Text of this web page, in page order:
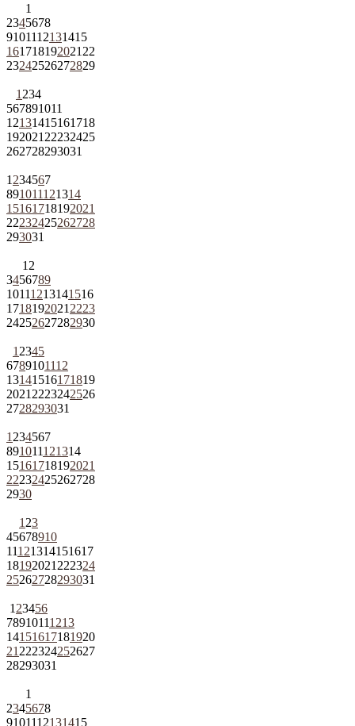
1
2345678
9101112131415
161718192021 22
23242526272829
1 234
567891011
12131415161718
192021 22232425
262728293031
1 234567
891011121314
15161718192021
22232425262728
293031
1 2
3456789
10111213141516
1718192021 2223
24252627282930
1 2345
6789101112
13141516171819
2021 2223242526
2728293031
1 234567
891011121314
15161718192021
22232425262728
2930
1 23
45678910
11121314151617
18192021 222324
25262728293031
1 23456
78910111213
14151617181920
21 222324252627
28293031
1
2345678
9101112131415